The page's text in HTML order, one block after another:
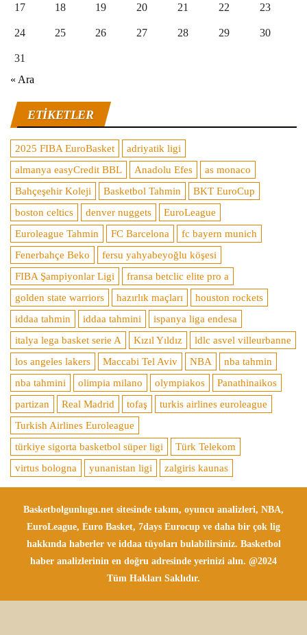
17 18 19 20 21 22 23
24 25 26 27 28 29 30
31
« Ara
ETIKETLER
2025 FIBA EuroBasket
adriyatik ligi
almanya easyCredit BBL
Anadolu Efes
as monaco
Bahçeşehir Koleji
Basketbol Tahmin
BKT EuroCup
boston celtics
denver nuggets
EuroLeague
Euroleague Tahmin
FC Barcelona
fc bayern munich
Fenerbahçe Beko
fersu yahyabeyoğlu köşesi
FIBA Şampiyonlar Ligi
fransa betclic elite pro a
golden state warriors
hazırlık maçları
houston rockets
iddaa tahmin
iddaa tahmini
ispanya liga endesa
italya lega basket serie A
Kızıl Yıldız
ldlc asvel villeurbanne
los angeles lakers
Maccabi Tel Aviv NBA
nba tahmin
nba tahmini
olimpia milano olympiakos
Panathinaikos
partizan
Real Madrid tofaş
turkis airlines euroleague
Turkish Airlines Euroleague
türkiye sigorta basketbol süper ligi
Türk Telekom
virtus bologna
yunanistan ligi zalgiris kaunas
Basketbolgunlugu.net sitesinde takım, oyuncu analizleri, NBA,
EuroLeague, Euro Basket, 7days Eurocup ve daha bir çok lig
hakkında haberler ve iddaa tüyoları bulabilirsiniz. Basketbol
haber analizlerinin en doğru adresinde yerinizi alın. @2024
Tüm Hakları Saklıdır.